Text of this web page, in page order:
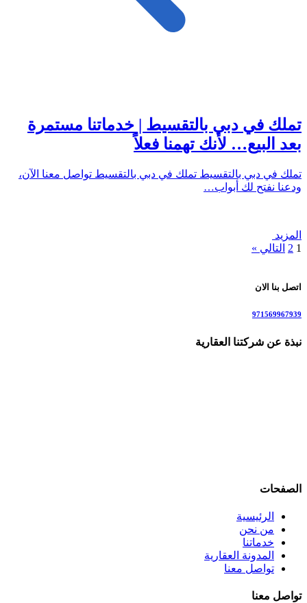
تملك في دبي بالتقسيط | خدماتنا مستمرة
بعد البيع… لأنك تهمنا فعلاً
تملك في دبي بالتقسيط تملك في دبي بالتقسيط تواصل معنا الآن،
ودعنا نفتح لك أبواب…
المزيد
1
2 التالي »
اتصل بنا الان
971569967939
نبذة عن شركتنا العقارية
الصفحات
الرئيسية
من نحن
خدماتنا
المدونة العقارية
تواصل معنا
تواصل معنا